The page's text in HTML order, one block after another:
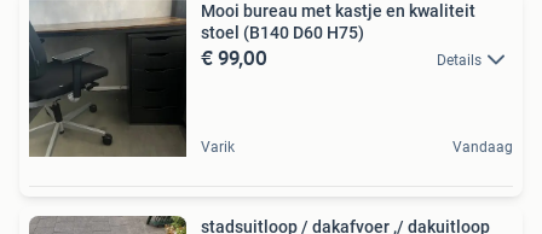
Mooi bureau met kastje en kwaliteit
stoel (B140 D60 H75)
€ 99,00 Details
Varik Vandaag
stadsuitloop / dakafvoer ,/ dakuitloop